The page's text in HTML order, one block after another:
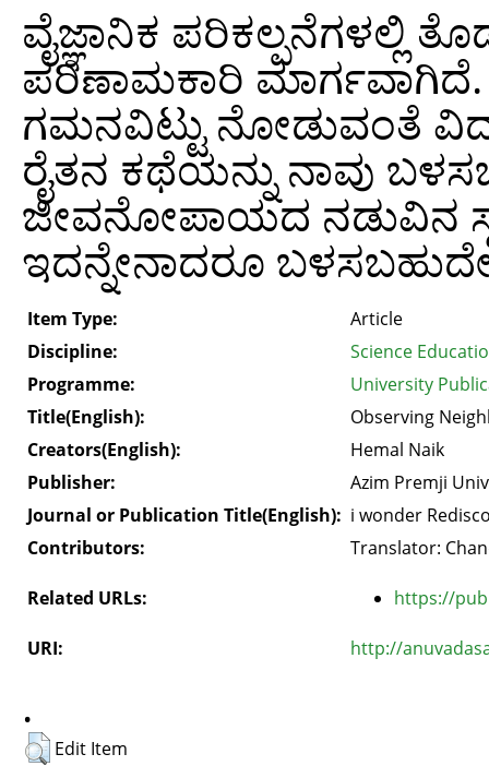
ವೈಜ್ಞಾನಿಕ ಪರಿಕಲ್ಪನೆಗಳಲ್ಲಿ
ಪರಿಣಾಮಕಾರಿ ಮಾರ್ಗವಾಗಿದೆ.
ಗಮನವಿಟ್ಟು ನೋಡುವಂತೆ
ರೈತನ ಕಥೆಯನ್ನು ನಾವು
ಜೀವನೋಪಾಯದ ನಡುವಿನ
ಇದನ್ನೇನಾದರೂ
Item Type:
Article
Discipline:
Science
Programme:
University
Title(English):
Observing
Creators(English):
Hemal Naik
Publisher:
Azim Premji
Journal or Publication Title(English): i wonder
Contributors:
Translator:
Related URLs: https://
URI: http://
.
Edit Item